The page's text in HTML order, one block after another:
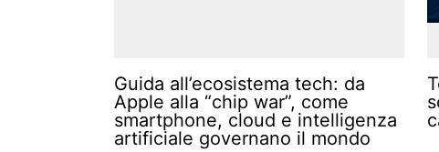
Guida all’ecosistema tech: da
Apple alla “chip war”, come
smartphone, cloud e intelligenza
artificiale governano il mondo